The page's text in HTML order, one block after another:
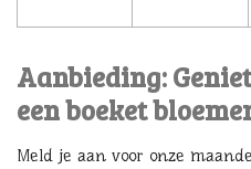
Aanbieding:
een boeket
Meld je aan voor onze